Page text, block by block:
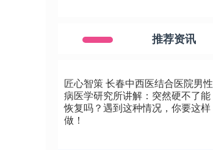
推荐资讯
匠心智策 长春中西医结合医院男性
病医学研究所讲解：突然硬不了能
恢复吗？遇到这种情况，你要这样
做！